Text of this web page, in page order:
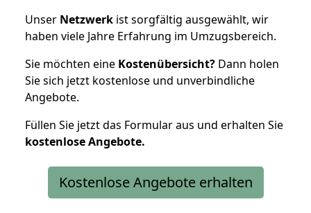
Unser Netzwerk ist sorgfältig ausgewählt, wir
haben viele Jahre Erfahrung im Umzugsbereich.
Sie möchten eine Kostenübersicht? Dann holen
Sie sich jetzt kostenlose und unverbindliche
Angebote.
Füllen Sie jetzt das Formular aus und erhalten Sie
kostenloseAngebote.
Kostenlose Angebote erhalten